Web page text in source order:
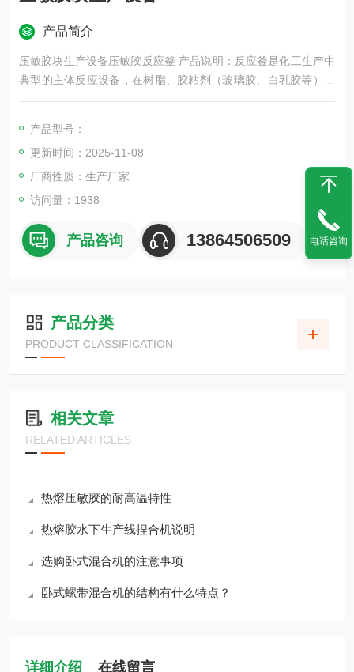
产品简介
压敏胶块生产设备压敏胶反应釜 产品说明：反应釜是化工生产中
典型的主体反应设备，在树脂、胶粘剂（玻璃胶、白乳胶等）、
油漆涂料、硅胶等化工产品生产中被应用。
产品型号：
更新时间：2025-11-08
厂商性质：生产厂家
访问量：1938
产品咨询 13864506509
产品分类
PRODUCT CLASSIFICATION
相关文章
RELATED ARTICLES
热熔压敏胶的耐高温特性
热熔胶水下生产线捏合机说明
选购卧式混合机的注意事项
卧式螺带混合机的结构有什么特点？
详细介绍 在线留言
电话咨询